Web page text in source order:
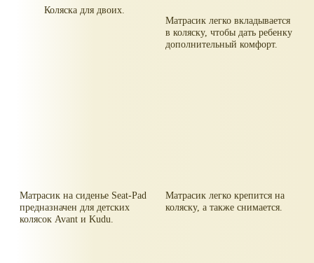
Коляска для двоих.
Матрасик легко вкладывается
в коляску, чтобы дать ребенку
дополнительный комфорт.
Матрасик на сиденье Seat-Pad
предназначен для детских
колясок Avant и Kudu.
Матрасик легко крепится на
коляску, а также снимается.